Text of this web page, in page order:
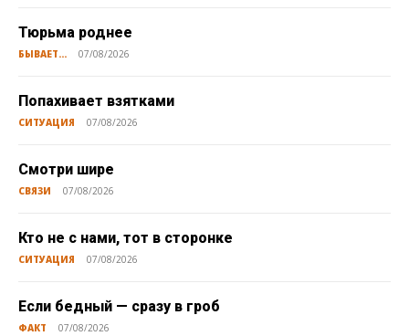
Тюрьма роднее
БЫВАЕТ... 07/08/2026
Попахивает взятками
СИТУАЦИЯ 07/08/2026
Смотри шире
СВЯЗИ 07/08/2026
Кто не с нами, тот в сторонке
СИТУАЦИЯ 07/08/2026
Если бедный — сразу в гроб
ФАКТ 07/08/2026